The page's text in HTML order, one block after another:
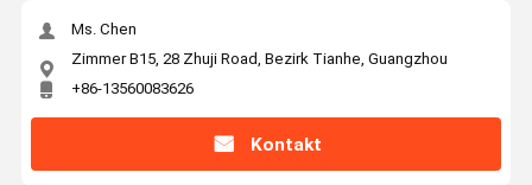
Ms. Chen
Zimmer B15, 28 Zhuji Road, Bezirk Tianhe, Guangzhou
+86-13560083626
Kontakt